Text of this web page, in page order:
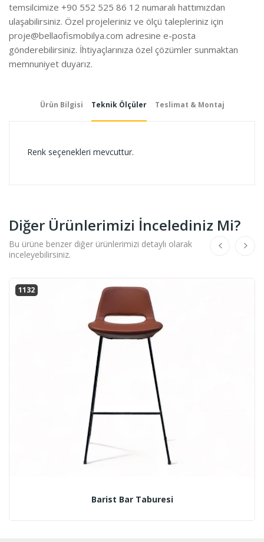
temsilcimize +90 552 525 86 12 numaralı hattımızdan
ulaşabilirsiniz. Özel projeleriniz ve ölçü talepleriniz için
proje@bellaofismobilya.com adresine e-posta
gönderebilirsiniz. İhtiyaçlarınıza özel çözümler sunmaktan
memnuniyet duyarız.
Ürün Bilgisi Teknik Ölçüler Teslimat & Montaj
Renk seçenekleri mevcuttur.
Diğer Ürünlerimizi İncelediniz Mi?
Bu ürüne benzer diğer ürünlerimizi detaylı olarak
inceleyebilirsiniz.
1132
Barist Bar Taburesi